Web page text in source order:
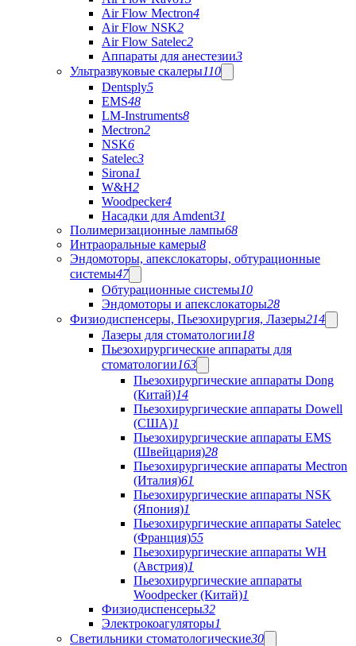
Air Flow Mectron4
Air Flow NSK2
Air Flow Satelec2
Аппараты для анестезии3
Ультразвуковые скалеры110
Dentsply5
EMS48
LM-Instruments8
Mectron2
NSK6
Satelec3
Sirona1
W&H2
Woodpecker4
Насадки для Amdent31
Полимеризационные лампы68
Интраоральные камеры8
Эндомоторы, апекслокаторы, обтурационные
системы47
Обтурационные системы10
Эндомоторы и апекслокаторы28
Физиодиспенсеры, Пьезохирургия, Лазеры214
Лазеры для стоматологии18
Пьезохирургические аппараты для
стоматологии163
Пьезохирургические аппараты Dong
(Китай)14
Пьезохирургические аппараты Dowell
(США)1
Пьезохирургические аппараты EMS
(Швейцария)28
Пьезохирургические аппараты Mectron
(Италия)61
Пьезохирургические аппараты NSK
(Япония)1
Пьезохирургические аппараты Satelec
(Франция)55
Пьезохирургические аппараты WH
(Австрия)1
Пьезохирургические аппараты
Woodpecker (Китай)1
Физиодиспенсеры32
Электрокоагуляторы1
Светильники стоматологические30